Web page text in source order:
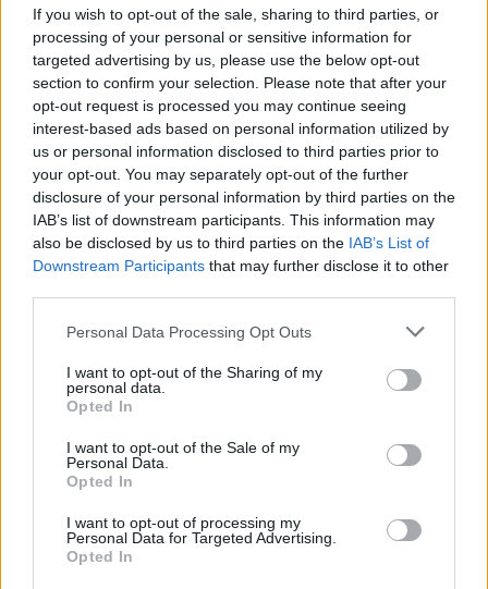
If you wish to opt-out of the sale, sharing to third parties, or
processing of your personal or sensitive information for
targeted advertising by us, please use the below opt-out
section to confirm your selection. Please note that after your
opt-out request is processed you may continue seeing
interest-based ads based on personal information utilized by
us or personal information disclosed to third parties prior to
your opt-out. You may separately opt-out of the further
disclosure of your personal information by third parties on the
IAB’s list of downstream participants. This information may
also be disclosed by us to third parties on the IAB’s List of
Downstream Participants that may further disclose it to other
Please note that this website/app uses one or more Google
not limited to your visit or usage behaviour. You may click to
grant or deny consent to Google and its third-party tags to
use your data for below specified purposes in below Google
consent section.
Personal Data Processing Opt Outs
I want to opt-out of the Sharing of my
personal data.
Opted In
I want to opt-out of the Sale of my
Personal Data.
Opted In
I want to opt-out of processing my
Personal Data for Targeted Advertising.
Opted In
Επεσήμανε ότι «το νέο είναι η δημοκρατική
λειτουργία μιας κυβέρνησης και ο θάνατος του
πελατειακού κράτους. Δεν τα βιώνει αυτά ο
ελληνικός λαός σήμερα. Το πελατειακό κράτος, η
αδιαφάνεια και η εξουσία από μια κλειστή ομάδα
διακυβέρνησης είναι το χθες και αυτό είναι η ΝΔ.
Μητσοτάκης και Τσίπρας είχαν καλομαθει να
βολεύονται ο ένας με τον άλλον. Ο κ. Μητσοτάκης
να λέει: μην φεύγετε από το μαντρί, έρχεται ο
δείτε τον Μητσοτάκη και τη Δεξιά. Αυτό είναι ένα
καταστροφικό ταγκό για τον ελληνικό λαό.»